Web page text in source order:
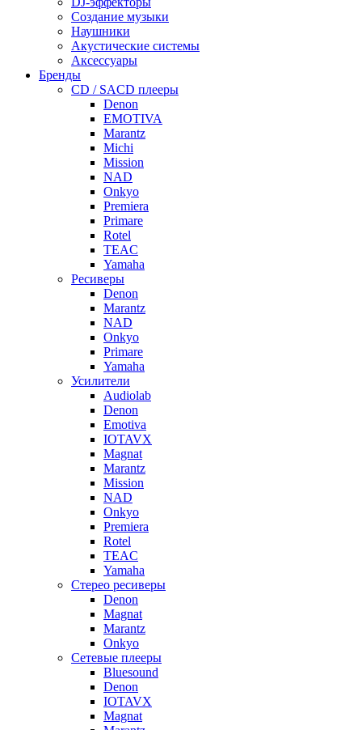
Создание музыки
Наушники
Акустические системы
Аксессуары
Бренды
CD / SACD плееры
Denon
EMOTIVA
Marantz
Michi
Mission
NAD
Onkyo
Premiera
Primare
Rotel
TEAC
Yamaha
Ресиверы
Denon
Marantz
NAD
Onkyo
Primare
Yamaha
Усилители
Audiolab
Denon
Emotiva
IOTAVX
Magnat
Marantz
Mission
NAD
Onkyo
Premiera
Rotel
TEAC
Yamaha
Стерео ресиверы
Denon
Magnat
Marantz
Onkyo
Сетевые плееры
Bluesound
Denon
IOTAVX
Magnat